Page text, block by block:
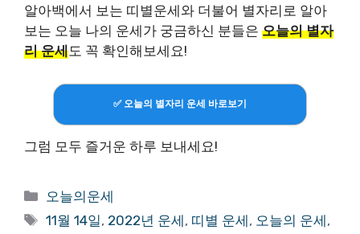
알아백에서 보는 띠별운세와 더불어 별자리로 알아
보는 오늘 나의 운세가 궁금하신 분들은 오늘의 별자
리 운세도 꼭 확인해보세요!
✅ 오늘의 별자리 운세 바로보기
그럼 모두 즐거운 하루 보내세요!
Categories
오늘의운세
Tags
11월 14일, 2022년 운세, 띠별 운세, 오늘의 운세,